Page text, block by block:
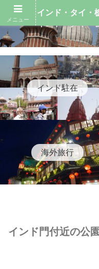
インド駐在
海外旅行
インド門付近の公
メニュー
インド・タイ・